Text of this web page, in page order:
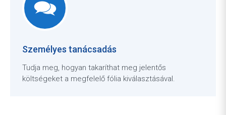
Személyes tanácsadás
Tudja meg, hogyan takaríthat meg jelentős
költségeket a megfelelő fólia kiválasztásával.